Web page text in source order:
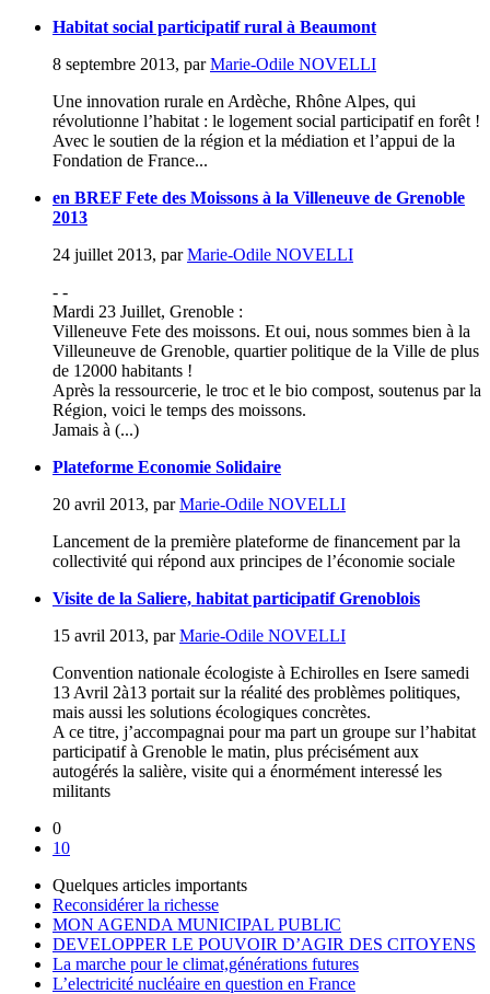
Habitat social participatif rural à Beaumont
8 septembre 2013, parMarie-Odile NOVELLI
Une innovation rurale en Ardèche, Rhône Alpes, qui
révolutionne l’habitat : le logement social participatif en forêt !
Avec le soutien de la région et la médiation et l’appui de la
Fondation de France...
en BREF Fete des Moissons à la Villeneuve de Grenoble
2013
24 juillet 2013, parMarie-Odile NOVELLI
- -
Mardi 23 Juillet, Grenoble :
Villeneuve Fete des moissons. Et oui, nous sommes bien à la
Villeuneuve de Grenoble, quartier politique de la Ville de plus
de 12000 habitants !
Après la ressourcerie, le troc et le bio compost, soutenus par la
Région, voici le temps des moissons.
Jamais à (...)
Plateforme Economie Solidaire
20 avril 2013, parMarie-Odile NOVELLI
Lancement de la première plateforme de financement par la
collectivité qui répond aux principes de l’économie sociale
Visite de la Saliere, habitat participatif Grenoblois
15 avril 2013, parMarie-Odile NOVELLI
Convention nationale écologiste à Echirolles en Isere samedi
13 Avril 2à13 portait sur la réalité des problèmes politiques,
mais aussi les solutions écologiques concrètes.
A ce titre, j’accompagnai pour ma part un groupe sur l’habitat
participatif à Grenoble le matin, plus précisément aux
autogérés la salière, visite qui a énormément interessé les
militants
0
10
Quelques articles importants
Reconsidérer la richesse
MON AGENDA MUNICIPAL PUBLIC
DEVELOPPER LE POUVOIR D’AGIR DES CITOYENS
La marche pour le climat,générations futures
L’electricité nucléaire en question en France